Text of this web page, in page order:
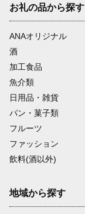
07
都市計画事
〔使い道：都
区市街地再開発
08
お礼の品から探す
ANAオリジナル
酒
加工食品
魚介類
日用品・雑貨
パン・菓子類
フルーツ
ファッション
飲料(酒以外)
地域から探す